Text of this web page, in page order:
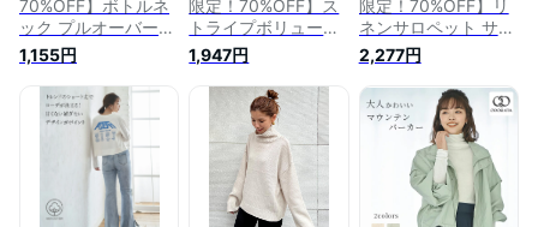
70%OFF】ボトルネ
ック プルオーバー
レディース カットソ
ー トップス タート
ルネック おしゃれ
オシャレ かわいい
可愛い フォーマル
透け感 カジュアル
レイヤード 薄手 ベ
ージュ ブラウン フ
リーサイズ オールシ
1,155円
限定！70%OFF】ス
トライプボリューム
スリーブシャツ ボリ
ューム袖 ぽわん袖
羽織 切り替え スト
ライプ フェミニン
レディース プルオー
バー ネイビー フリ
ーサイズ 大人カジュ
アル 秋冬 トレンド
ODORATA オドラタ
1,947円
限定！70%OFF】リ
ネンサロペット サロ
ペット オーバーオー
ル オールインワン
ワイドパンツ リネン
レディース おしゃれ
オシャレ かわいい
可愛い きれいめ ゆ
ったり 体型カバー
アイボリー ブラウン
大人カジュアル 秋冬
2,277円